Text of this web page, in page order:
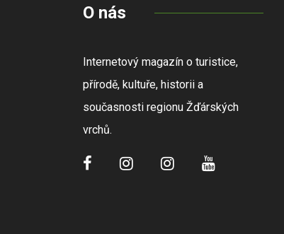
O nás
Internetový magazín o turistice,
přírodě, kultuře, historii a
současnosti regionu Žďárských
vrchů.